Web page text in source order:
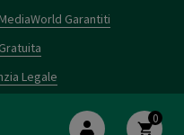
Garantiti
Legale
0